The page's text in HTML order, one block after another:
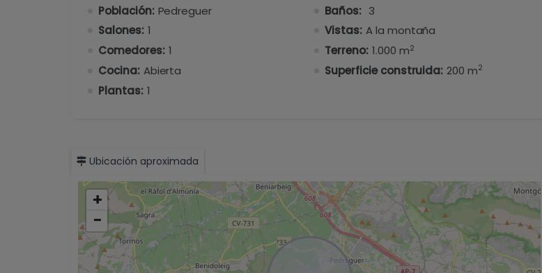
Población: Pedreguer Baños: 3
Salones: 1 Vistas: A la montaña
Comedores: 1 Terreno: 1.000 m2
Cocina: Abierta Superficie construida: 200 m2
Plantas: 1
Ubicación aproximada
+
−